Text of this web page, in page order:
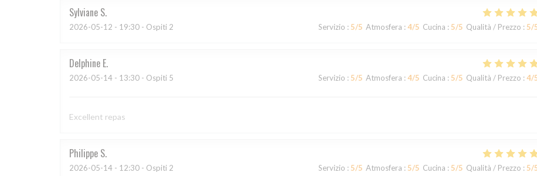
Sylviane S
2026-05-12 - 19:30 - Ospiti 2 Servizio : 5/5 Atmosfera : 4/5 Cucina : 5/5 Qualità / Prezzo : 5/
Delphine E
2026-05-14 - 13:30 - Ospiti 5 Servizio : 5/5 Atmosfera : 4/5 Cucina : 5/5 Qualità / Prezzo : 4/
Excellent repas
Philippe S
2026-05-14 - 12:30 - Ospiti 2 Servizio : 5/5 Atmosfera : 5/5 Cucina : 5/5 Qualità / Prezzo : 5/